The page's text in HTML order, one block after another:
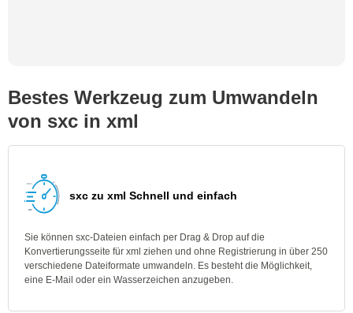
Bestes Werkzeug zum Umwandeln
von sxc in xml
sxc zu xml Schnell und einfach
Sie können sxc-Dateien einfach per Drag & Drop auf die
Konvertierungsseite für xml ziehen und ohne Registrierung in über 250
verschiedene Dateiformate umwandeln. Es besteht die Möglichkeit,
eine E-Mail oder ein Wasserzeichen anzugeben.